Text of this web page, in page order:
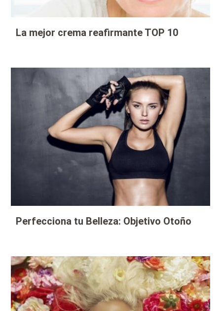
La mejor crema reafirmante TOP 10
Perfecciona tu Belleza: Objetivo Otoño